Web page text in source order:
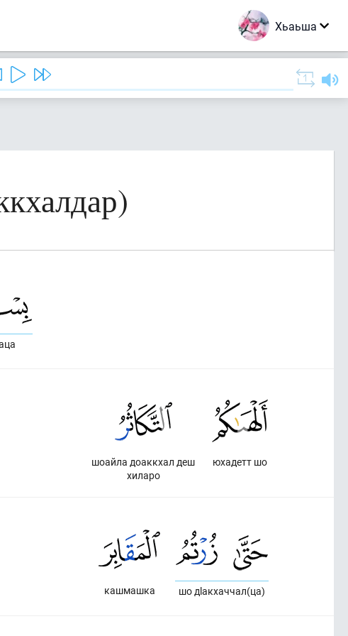
Хьаьша
юхадетт шо
шоайла доаккхал деш
хиларо
шо дlакхаччал(ца)
кашмашка